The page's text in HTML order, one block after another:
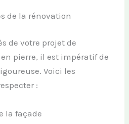
de la rénovation
de votre projet de
pierre, il est impératif de
Voici les
:
la façade